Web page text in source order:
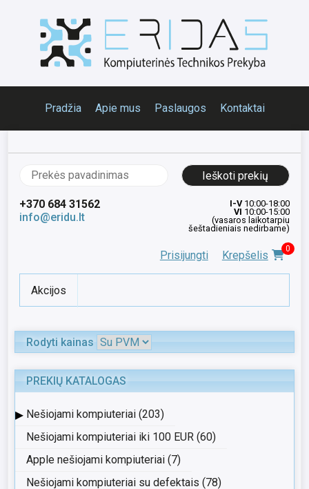
Pradžia Apie mus Paslaugos Kontaktai
Ieškoti:
+370 684 31562
info@eridu.lt
I-V10:00-18:00
VI 10:00-15:00
(vasaros laikotarpiu
šeštadieniais nedirbame)
Prisijungti Krepšelis 0
Akcijos
Rodyti kainas
PREKIŲ KATALOGAS
▸ Nešiojami kompiuteriai (203)
Nešiojami kompiuteriai iki 100 EUR (60)
Apple nešiojami kompiuteriai (7)
Nešiojami kompiuteriai su defektais (78)